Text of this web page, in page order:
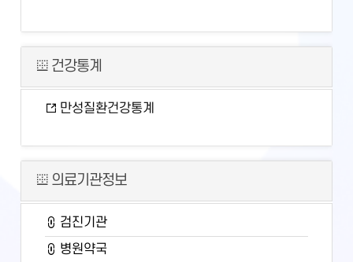
건강통계
만성질환건강통계
의료기관정보
검진기관
병원약국